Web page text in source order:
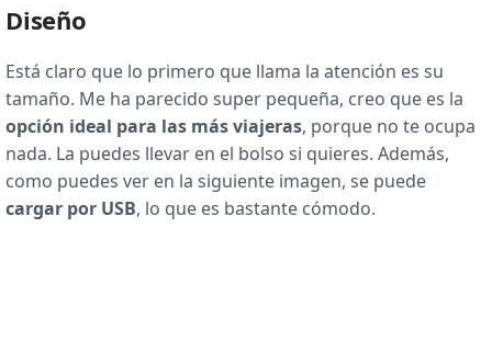
Diseño
Está claro que lo primero que llama la atención es su
tamaño. Me ha parecido super pequeña, creo que es la
opción ideal para las más viajeras, porque no te ocupa
nada. La puedes llevar en el bolso si quieres. Además,
como puedes ver en la siguiente imagen, se puede
cargar por USB, lo que es bastante cómodo.